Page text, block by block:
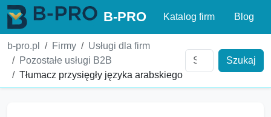
B-PRO Katalog firm Blog
b-pro.pl Firmy
Usługi dla firm
Pozostałe usługi B2B
Tłumacz przysięgły języka arabskiego
Szukaj